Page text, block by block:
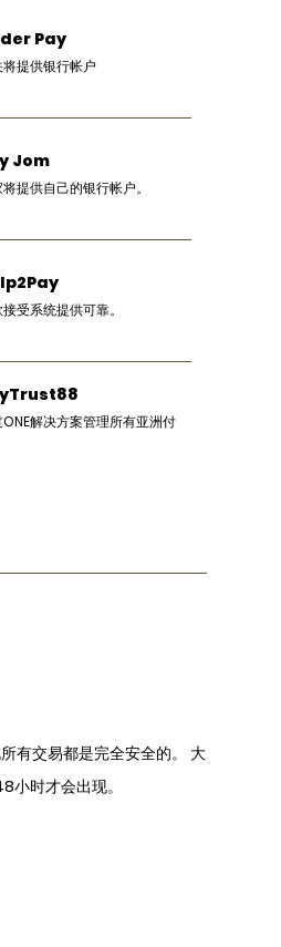
Pay
将提供银行帐户
Jom
提供自己的银行帐户。
受系统提供可靠。
解决方案管理所有亚洲付
有交易都是完全安全的。 大
时才会出现。